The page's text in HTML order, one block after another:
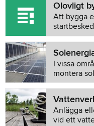
Olovligt
Att bygga
I vissa
montera
Anlägga
vid ett